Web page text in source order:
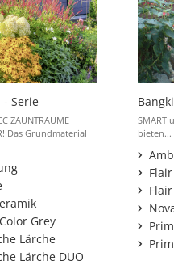
Serie
ZAUNTRÄUME
Das Grundmaterial
Grey
Lärche
Lärche DUO
SMART
bieten...